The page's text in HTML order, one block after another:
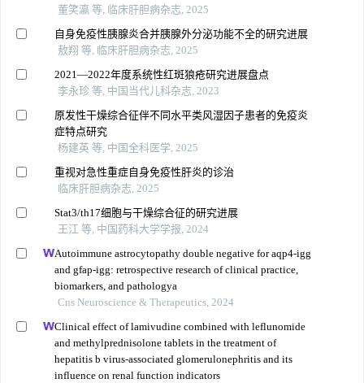
董笑瀛 等, 临床肝胆病杂志, 2025
自身免疫性胰腺炎合并胰腺外分泌功能不全的研究进展
敖翔 等, 临床肝胆病杂志, 2025
2021—2022年度系统性红斑狼疮研究进展盘点
李永珍 等, 中国当代儿科杂志, 2023
原发性干燥综合征伴不同水平类风湿因子患者的免疫炎
症特点研究
杨建英 等, 中国全科医学, 2025
重视对急性重症自身免疫性肝炎的诊治
临床肝胆病杂志, 2025
Stat3/th17细胞与干燥综合征的研究进展
王江 等, 中国药科大学学报, 2024
Autoimmune astrocytopathy double negative for aqp4-igg
and gfap-igg: retrospective research of clinical practice,
biomarkers, and pathologya
Cns Neuroscience & Therapeutics, 2024
Clinical effect of lamivudine combined with leflunomide
and methylprednisolone tablets in the treatment of
hepatitis b virus-associated glomerulonephritis and its
influence on renal function indicators